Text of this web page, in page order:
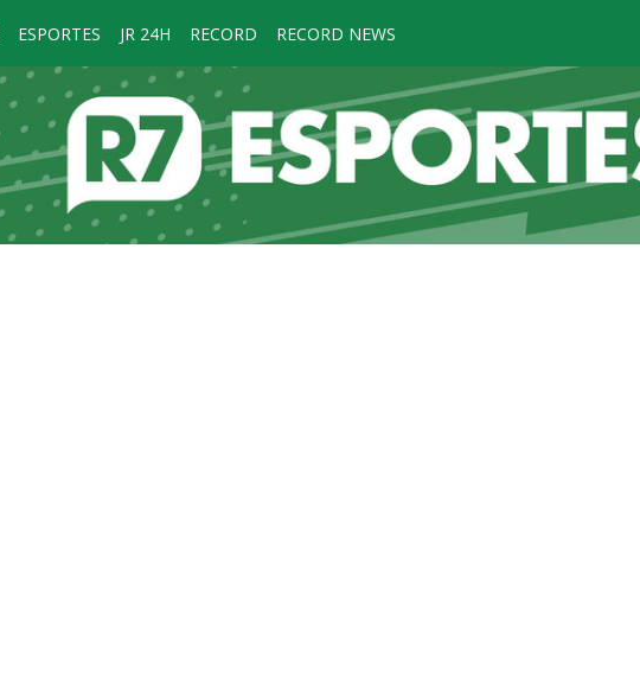
ESPORTES JR 24H RECORD RECORD NEWS